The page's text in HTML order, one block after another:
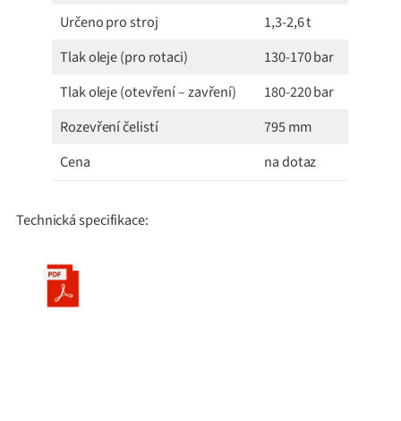
Určeno pro stroj
1,3-2,6 t
Tlak oleje (pro rotaci)
130-170 bar
Tlak oleje (otevření – zavření)
180-220 bar
Rozevření čelistí
795 mm
Cena
na dotaz
Technická specifikace: